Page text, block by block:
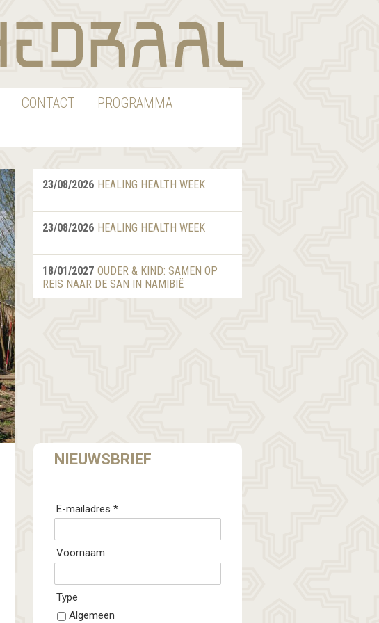
CONTACT
PROGRAMMA
23/08/2026 HEALING HEALTH WEEK
23/08/2026 HEALING HEALTH WEEK
18/01/2027 OUDER & KIND: SAMEN OP
REIS NAAR DE SAN IN NAMIBIË
NIEUWSBRIEF
E-mailadres *
Voornaam
Type
Algemeen